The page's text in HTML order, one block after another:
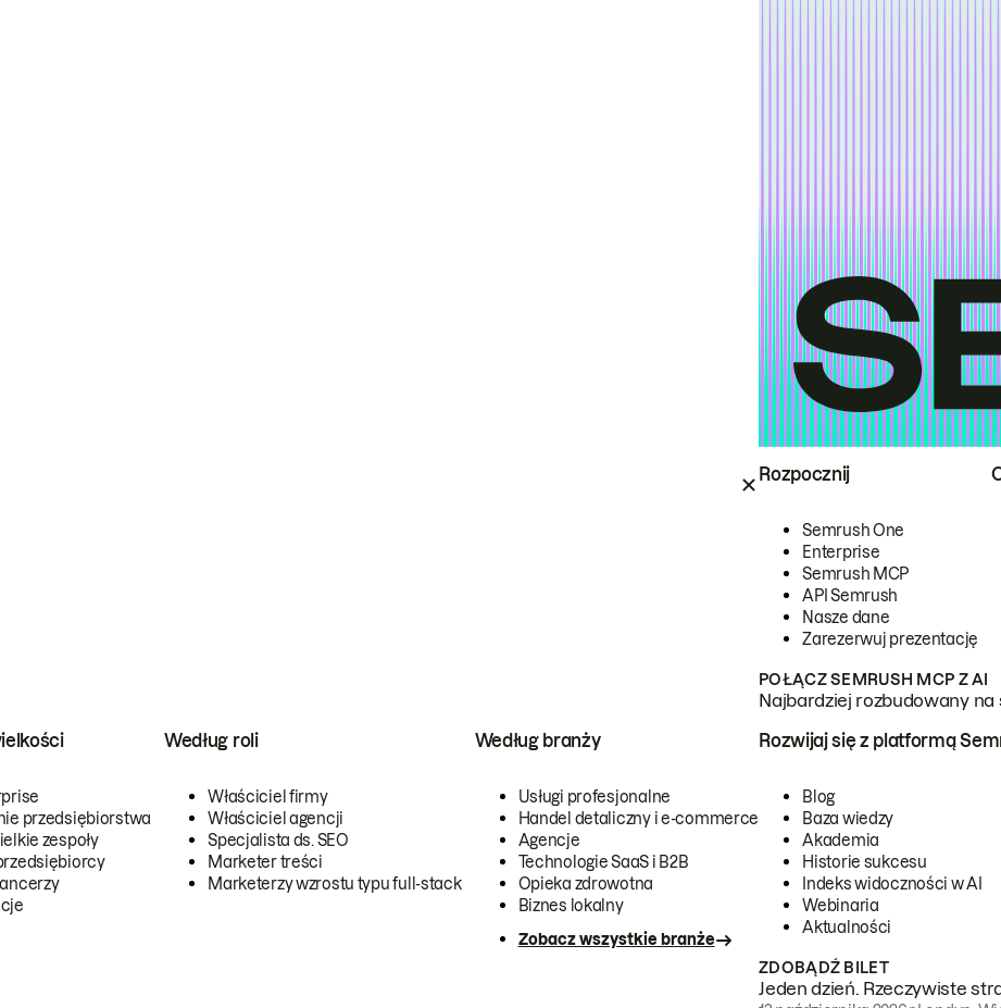
Rozpocznij
Semrush One
Enterprise
Semrush MCP
API Semrush
Nasze dane
Zarezerwuj prezentację
POŁĄCZ SEMRUSH MCP Z AI
Najbardziej rozbudowany
przedsiębiorstwa
zespoły
Według roli
Właściciel firmy
Właściciel agencji
Specjalista ds. SEO
Marketer treści
Marketerzy wzrostu typu full-stack
Według branży
Usługi profesjonalne
Handel detaliczny i e-commerce
Agencje
Technologie SaaS i B2B
Opieka zdrowotna
Biznes lokalny
Zobacz wszystkie branże
Rozwijaj się z platformą
Blog
Baza wiedzy
Akademia
Historie sukcesu
Indeks widoczności w AI
Webinaria
Aktualności
ZDOBĄDŹ BILET
Jeden dzień. Rzeczywiste